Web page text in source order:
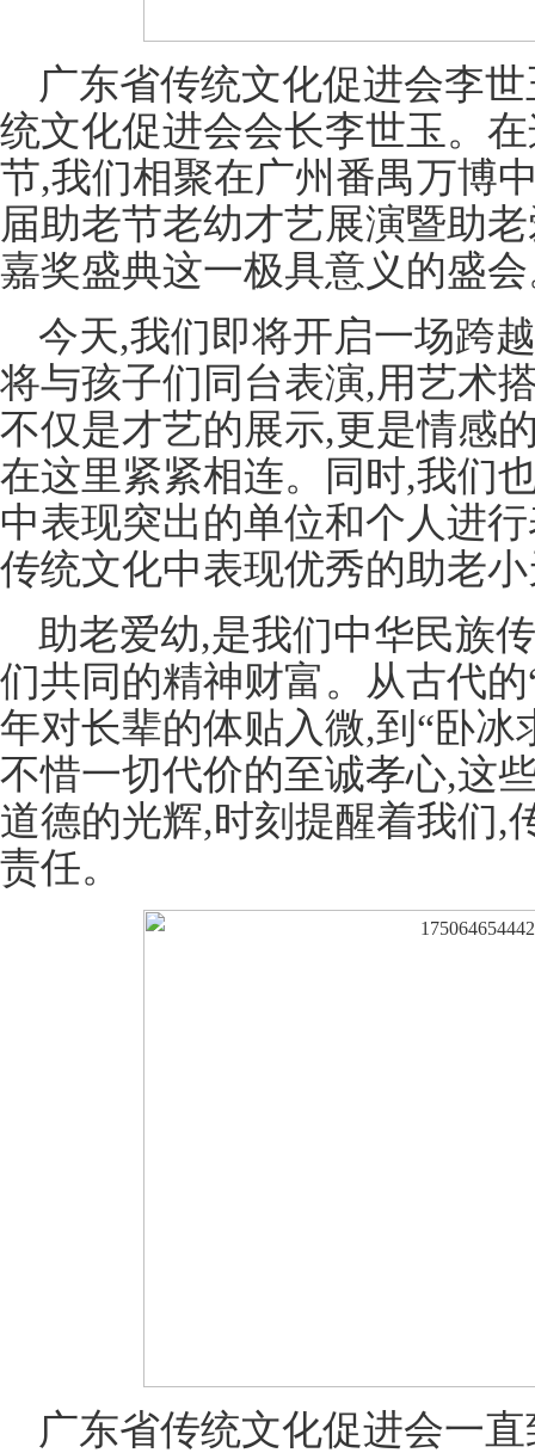
广东省传统文化促进会李
统文化促进会会长李世玉。
节,我们相聚在广州番禺万博
届助老节老幼才艺展演暨助
嘉奖盛典这一极具意义的盛
今天,我们即将开启一场跨
将与孩子们同台表演,用艺术
不仅是才艺的展示,更是情感
在这里紧紧相连。同时,我们
中表现突出的单位和个人进
传统文化中表现优秀的助老
助老爱幼,是我们中华民族
们共同的精神财富。从古代
年对长辈的体贴入微,到“卧
不惜一切代价的至诚孝心,这
道德的光辉,时刻提醒着我们,
责任。
广东省传统文化促进会一